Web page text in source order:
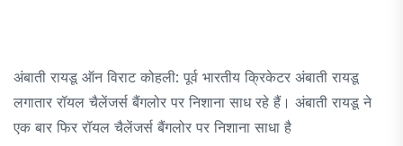
अंबाती रायडू ऑन विराट कोहली: पूर्व भारतीय क्रिकेटर अंबाती रायडू
लगातार रॉयल चैलेंजर्स बैंगलोर पर निशाना साध रहे हैं। अंबाती रायडू ने
एक बार फिर रॉयल चैलेंजर्स बैंगलोर पर निशाना साधा है